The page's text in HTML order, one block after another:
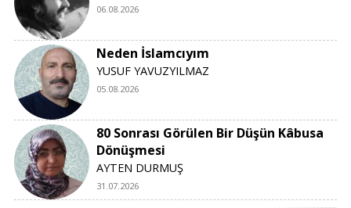
06.08.2026
Neden İslamcıyım
YUSUF YAVUZYILMAZ
05.08.2026
80 Sonrası Görülen Bir Düşün Kâbusa
Dönüşmesi
AYTEN DURMUŞ
31.07.2026